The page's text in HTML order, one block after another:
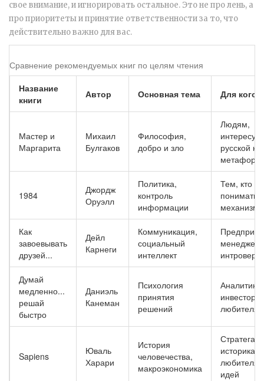
свое внимание, и игнорировать остальное. Это не про лень, а
про приоритеты и принятие ответственности за то, что
действительно важно для вас.
Сравнение рекомендуемых книг по целям чтения
Название
книги
Автор Основная тема Для кого
Мастер и
Маргарита
Михаил
Булгаков
Философия,
добро и зло
Людям,
русской
1984
Джордж
Оруэлл
Политика,
контроль
информации
Тем, кто
понимать
Как
завоевывать
друзей...
Дейл
Карнеги
Коммуникация,
социальный
интеллект
Думай
медленно...
решай
быстро
Даниэль
Канеман
Психология
принятия
решений
Sapiens
Юваль
Харари
История
человечества,
макроэкономика
Стратегам,
историкам,
идей